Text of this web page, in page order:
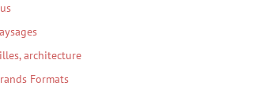
architecture
Formats